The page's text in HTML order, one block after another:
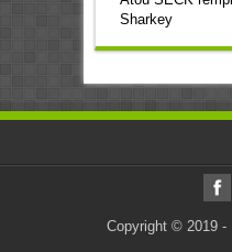
Sharkey
Copyright © 2019 -